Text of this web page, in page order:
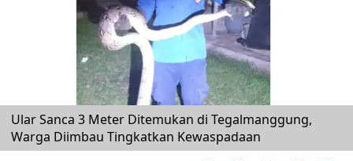
Ular Sanca 3 Meter Ditemukan di Tegalmanggung,
Warga Diimbau Tingkatkan Kewaspadaan